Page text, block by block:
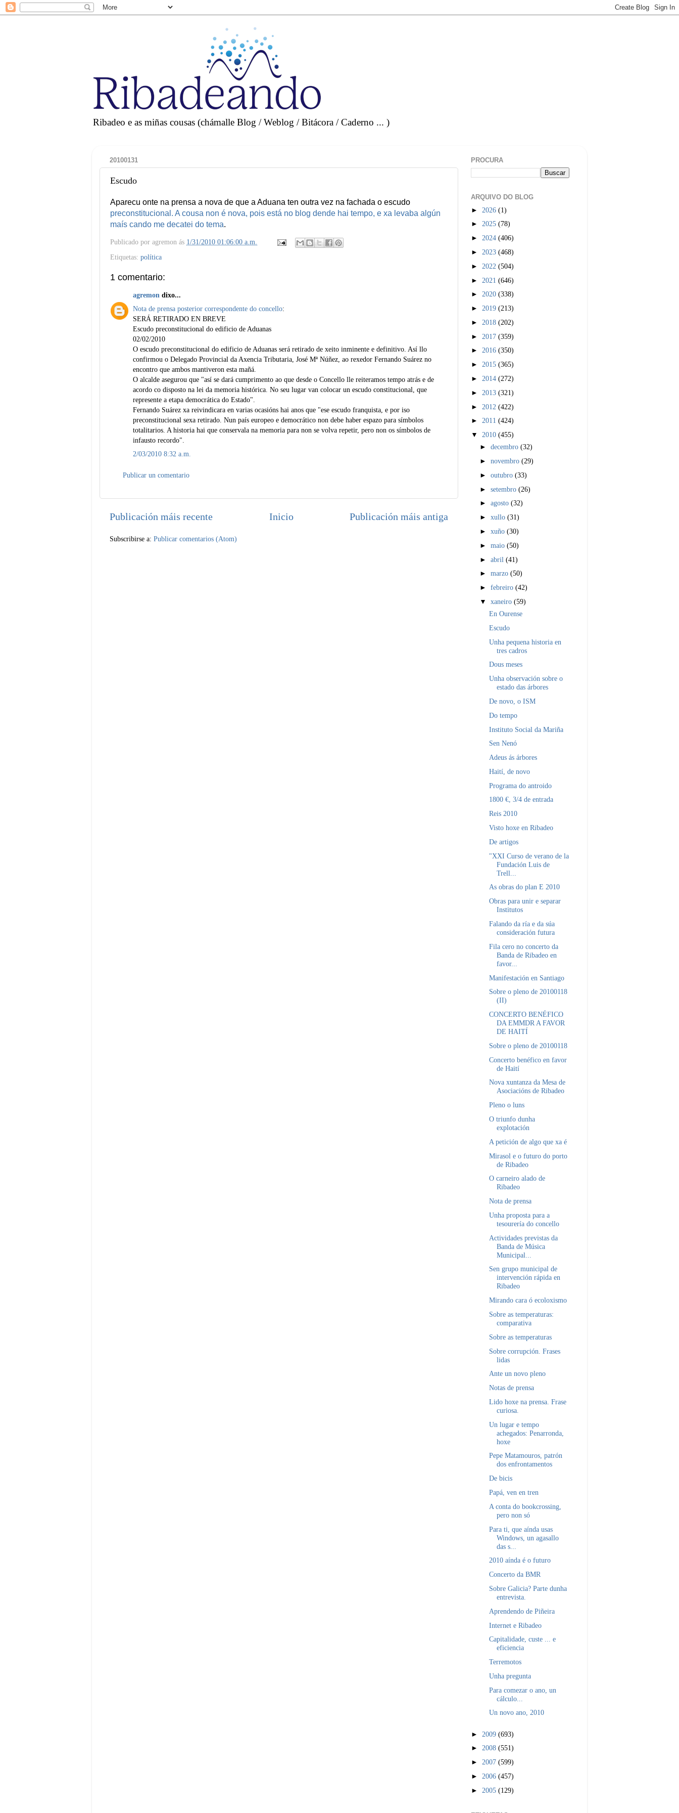
Ribadeo e as miñas cousas (chámalle Blog / Weblog / Bitácora / Caderno ... )
20100131
Escudo
Aparecu onte na prensa a nova de que a Aduana ten outra vez na fachada o escudo
preconstitucional. A cousa non é nova, pois está no blog dende hai tempo, e xa levaba algún
maís cando me decatei do tema.
Publicado por agremon ás 1/31/2010 01:06:00 a.m.
Etiquetas: política
1 comentario:
agremon dixo...
Nota de prensa posterior correspondente do concello:
SERÁ RETIRADO EN BREVE
Escudo preconstitucional do edificio de Aduanas
02/02/2010
O escudo preconstitucional do edificio de Aduanas será retirado de xeito inminente e definitivo. Así llo
confirmou o Delegado Provincial da Axencia Tributaria, José Mª Núñez, ao rexedor Fernando Suárez no
encontro que ambos mantiveron esta mañá.
O alcalde asegurou que "así se dará cumprimento ao que desde o Concello lle reiteramos tempo atrás e de
acordo co disposto na lei da memoria histórica. No seu lugar van colocar un escudo constitucional, que
represente a etapa democrática do Estado".
Fernando Suárez xa reivindicara en varias ocasións hai anos que "ese escudo franquista, e por iso
preconstitucional sexa retirado. Nun país europeo e democrático non debe haber espazo para símbolos
totalitarios. A historia hai que conservala na memoria para non se volva repetir, pero non os símbolos de
infausto recordo".
2/03/2010 8:32 a.m.
Publicar un comentario
Publicación máis recente Publicación máis antiga
Inicio
Subscribirse a: Publicar comentarios (Atom)
PROCURA
ARQUIVO DO BLOG
► 2026 (1)
► 2025 (78)
► 2024 (406)
► 2023 (468)
► 2022 (504)
► 2021 (646)
► 2020 (338)
► 2019 (213)
► 2018 (202)
► 2017 (359)
► 2016 (350)
► 2015 (365)
► 2014 (272)
► 2013 (321)
► 2012 (422)
► 2011 (424)
▼ 2010 (455)
►decembro(32)
►novembro(29)
►outubro(33)
►setembro(26)
►agosto(32)
►xullo(31)
►xuño(30)
►maio(50)
►abril(41)
►marzo(50)
►febreiro(42)
▼xaneiro(59)
En Ourense
Escudo
Unha pequena historia en
tres cadros
Dous meses
Unha observación sobre o
estado das árbores
De novo, o ISM
Do tempo
Instituto Social da Mariña
Sen Nenó
Adeus ás árbores
Haití, de novo
Programa do antroido
1800 €, 3/4 de entrada
Reis 2010
Visto hoxe en Ribadeo
De artigos
"XXI Curso de verano de la
Fundación Luis de
Trell...
As obras do plan E 2010
Obras para unir e separar
Institutos
Falando da ría e da súa
consideración futura
Fila cero no concerto da
Banda de Ribadeo en
favor...
Manifestación en Santiago
Sobre o pleno de 20100118
(II)
CONCERTO BENÉFICO
DA EMMDR A FAVOR
DE HAITÍ
Sobre o pleno de 20100118
Concerto benéfico en favor
de Haití
Nova xuntanza da Mesa de
Asociacións de Ribadeo
Pleno o luns
O triunfo dunha
explotación
A petición de algo que xa é
Mirasol e o futuro do porto
de Ribadeo
O carneiro alado de
Ribadeo
Nota de prensa
Unha proposta para a
tesourería do concello
Actividades previstas da
Banda de Música
Municipal...
Sen grupo municipal de
intervención rápida en
Ribadeo
Mirando cara ó ecoloxismo
Sobre as temperaturas:
comparativa
Sobre as temperaturas
Sobre corrupción. Frases
lidas
Ante un novo pleno
Notas de prensa
Lido hoxe na prensa. Frase
curiosa.
Un lugar e tempo
achegados: Penarronda,
hoxe
Pepe Matamouros, patrón
dos enfrontamentos
De bicis
Papá, ven en tren
A conta do bookcrossing,
pero non só
Para ti, que aínda usas
Windows, un agasallo
das s...
2010 aínda é o futuro
Concerto da BMR
Sobre Galicia? Parte dunha
entrevista.
Aprendendo de Piñeira
Internet e Ribadeo
Capitalidade, custe ... e
eficiencia
Terremotos
Unha pregunta
Para comezar o ano, un
cálculo...
Un novo ano, 2010
► 2009 (693)
► 2008 (551)
► 2007 (599)
► 2006 (457)
► 2005 (129)